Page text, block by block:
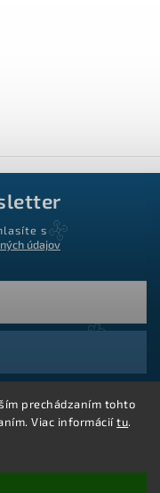
prechádzaním tohto
Viac informáciítu.
s
údajov